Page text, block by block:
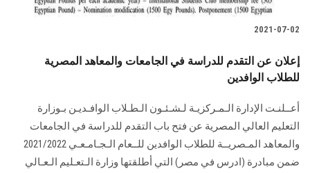
2021-07-02
إعلان عن التقدم للدراسة في الجامعات والمعاهد المصرية
للطلاب الوافدين
أعــلنـت الإدارة الـمـركزيـة لـشـئـون الـطـلاب الوافـديـن بـوزارة
التعليم العالي المصرية عن فتح باب التقدم للدراسة في الجامعات
والمعاهد المـصريــة للطلاب الوافدين للــعام الـجـامـعـي 2021/2022
ضمن مبادرة (ادرس في مصر) التي أطلقتها وزارة الـتعـليم الـعـالي